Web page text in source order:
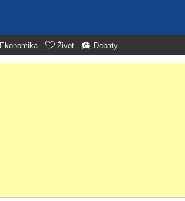
Ekonomika Život Debaty